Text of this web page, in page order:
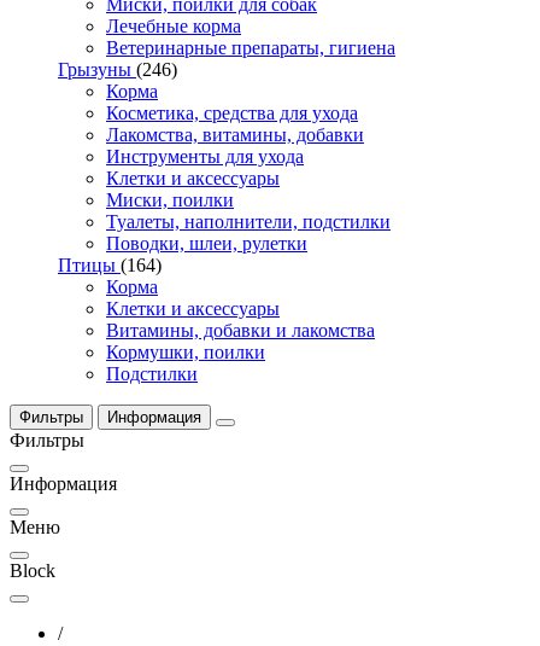
Лечебные корма
Ветеринарные препараты, гигиена
Грызуны (246)
Корма
Косметика, средства для ухода
Лакомства, витамины, добавки
Инструменты для ухода
Клетки и аксессуары
Миски, поилки
Туалеты, наполнители, подстилки
Поводки, шлеи, рулетки
Птицы (164)
Корма
Клетки и аксессуары
Витамины, добавки и лакомства
Кормушки, поилки
Подстилки
Фильтры Информация
Фильтры
Информация
Меню
Block
/